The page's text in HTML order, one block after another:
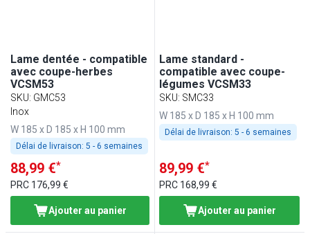
Lame dentée - compatible
avec coupe-herbes
VCSM53
SKU: GMC53
Inox
W 185 x D 185 x H 100 mm
Délai de livraison: 5 - 6 semaines
88,99 €*
PRC 176,99 €
Ajouter au panier
Lame standard -
compatible avec coupe-
légumes VCSM33
SKU: SMC33
W 185 x D 185 x H 100 mm
Délai de livraison: 5 - 6 semaines
89,99 €*
PRC 168,99 €
Ajouter au panier